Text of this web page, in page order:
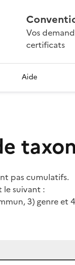
Vos
certificats
Aide
pas cumulatifs.
suivant :
3) genre et